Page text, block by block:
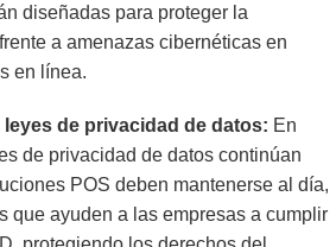
diseñadas para proteger la
a amenazas cibernéticas en
en línea.
de privacidad de datos: En
de privacidad de datos continúan
POS deben mantenerse al día,
que ayuden a las empresas a cumplir